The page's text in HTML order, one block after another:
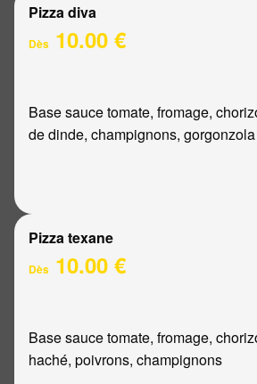
Pizza diva
Dès 10.00 €
Base sauce tomate, fromage,
de dinde, champignons, gorgonzola
Pizza texane
Dès 10.00 €
Base sauce tomate, fromage,
haché, poivrons, champignons